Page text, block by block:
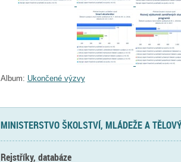
Album: Ukončené výzvy
MINISTERSTVO ŠKOLSTVÍ, MLÁDEŽE A
Rejstříky, databáze